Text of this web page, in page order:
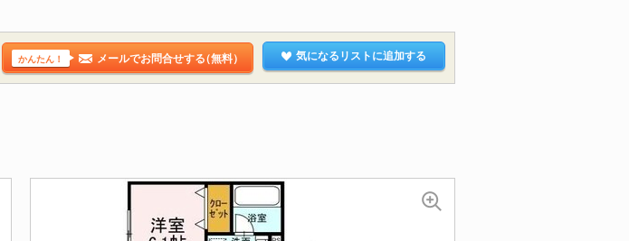
かんたん！ メールでお問合せする（無料） 気になるリストに追加する